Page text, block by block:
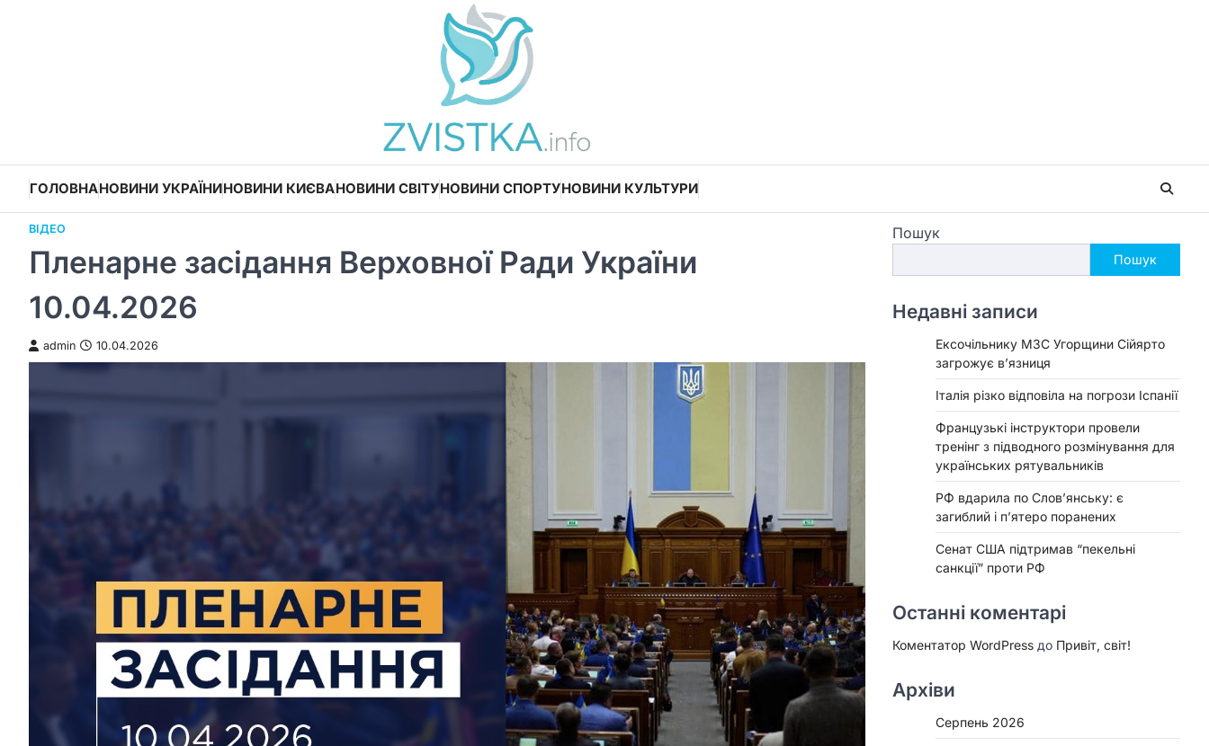
ГОЛОВНАНОВИНИ УКРАЇНИНОВИНИ КИЄВАНОВИНИ СВІТУНОВИНИ СПОРТУНОВИНИ КУЛЬТУРИ
ВІДЕО
Пленарне засідання Верховної Ради України
10.04.2026
admin 10.04.2026
Пошук
Пошук
Недавні записи
Ексочільнику МЗС Угорщини Сійярто
загрожує в’язниця
Італія різко відповіла на погрози Іспанії
Французькі інструктори провели
тренінг з підводного розмінування для
українських рятувальників
РФ вдарила по Слов’янську: є
загиблий і п’ятеро поранених
Сенат США підтримав “пекельні
санкції” проти РФ
Останні коментарі
Коментатор WordPress до Привіт, світ!
Архіви
Серпень 2026